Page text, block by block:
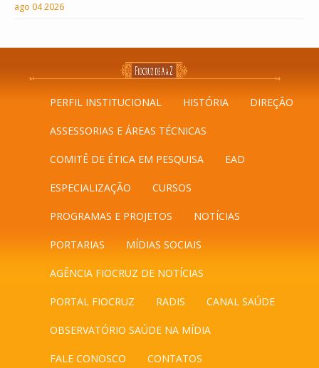
ago 04 2026
PERFIL INSTITUCIONAL HISTÓRIA DIREÇÃO
ASSESSORIAS E ÁREAS TÉCNICAS
COMITÊ DE ÉTICA EM PESQUISA EAD
ESPECIALIZAÇÃO CURSOS
PROGRAMAS E PROJETOS NOTÍCIAS
PORTARIAS MÍDIAS SOCIAIS
AGÊNCIA FIOCRUZ DE NOTÍCIAS
PORTAL FIOCRUZ RADIS CANAL SAÚDE
OBSERVATÓRIO SAÚDE NA MÍDIA
FALE CONOSCO CONTATOS